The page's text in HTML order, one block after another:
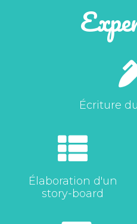
Écriture
Élaboration d'un
story-board